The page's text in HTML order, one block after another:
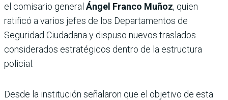
el comisario general Ángel Franco Muñoz, quien
ratificó a varios jefes de los Departamentos de
Seguridad Ciudadana y dispuso nuevos traslados
considerados estratégicos dentro de la estructura
policial.
Desde la institución señalaron que el objetivo de esta